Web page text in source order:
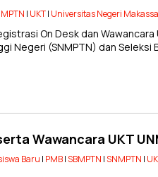
| UKT| Universitas Negeri
On Desk dan
Negeri (SNMPTN) dan Seleksi
Wawancara UKT
Baru | PMB|SBMPTN |SNMPTN |